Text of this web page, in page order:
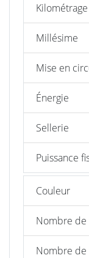
Kilométrage
Millésime
Mise en
Énergie
Sellerie
Puissance
Couleur
Nombre
Nombre de